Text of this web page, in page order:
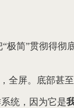
简”贯彻得
全屏。底部甚
统，因为它是